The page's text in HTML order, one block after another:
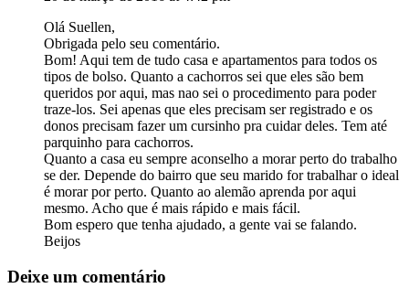
Olá Suellen,
Obrigada pelo seu comentário.
Bom! Aqui tem de tudo casa e apartamentos para todos os
tipos de bolso. Quanto a cachorros sei que eles são bem
queridos por aqui, mas nao sei o procedimento para poder
traze-los. Sei apenas que eles precisam ser registrado e os
donos precisam fazer um cursinho pra cuidar deles. Tem até
parquinho para cachorros.
Quanto a casa eu sempre aconselho a morar perto do trabalho
se der. Depende do bairro que seu marido for trabalhar o ideal
é morar por perto. Quanto ao alemão aprenda por aqui
mesmo. Acho que é mais rápido e mais fácil.
Bom espero que tenha ajudado, a gente vai se falando.
Beijos
Deixe um comentário